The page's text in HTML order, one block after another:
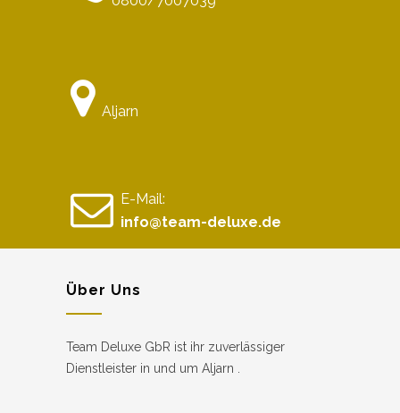
Aljarn
E-Mail:
info@team-deluxe.de
Über Uns
Team Deluxe GbR ist ihr zuverlässiger
Dienstleister in und um Aljarn .